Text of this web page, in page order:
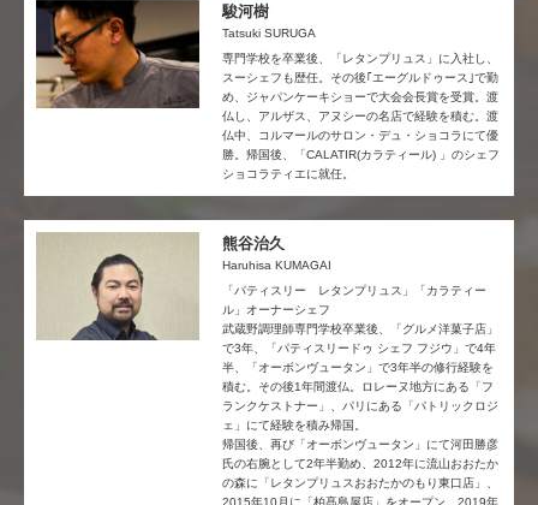
駿河樹
Tatsuki SURUGA
専門学校を卒業後、「レタンプリュス」に入社し、
スーシェフも歴任。その後｢エーグルドゥース｣で勤
め、ジャパンケーキショーで大会会長賞を受賞。渡
仏し、アルザス、アヌシーの名店で経験を積む。渡
仏中、コルマールのサロン・デュ・ショコラにて優
勝。帰国後、「CALATIR(カラティール) 」のシェフ
ショコラティエに就任。
熊谷治久
Haruhisa KUMAGAI
「パティスリー レタンプリュス」「カラティー
ル」オーナーシェフ
武蔵野調理師専門学校卒業後、「グルメ洋菓子店」
で3年、「パティスリードゥ シェフ フジウ」で4年
半、「オーボンヴュータン」で3年半の修行経験を
積む。その後1年間渡仏。ロレーヌ地方にある「フ
ランクケストナー」、パリにある「パトリックロジ
ェ」にて経験を積み帰国。
帰国後、再び「オーボンヴュータン」にて河田勝彦
氏の右腕として2年半勤め、2012年に流山おおたか
の森に「レタンプリュスおおたかのもり東口店」、
2015年10月に「柏髙島屋店」をオープン。2019年